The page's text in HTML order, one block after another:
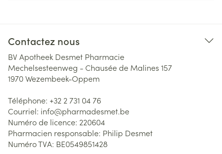
Contactez nous
BV Apotheek Desmet Pharmacie
Mechelsesteenweg - Chausée de Malines 157
1970Wezembeek-Oppem
Téléphone: +32 2 731 04 76
Courriel: info@pharmadesmet.be
Numéro de licence: 220604
Pharmacien responsable: Philip Desmet
Numéro TVA: BE0549851428